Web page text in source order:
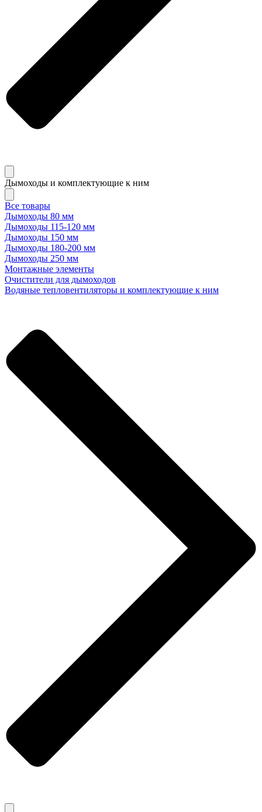
Дымоходы и комплектующие к ним
Все товары
Дымоходы 80 мм
Дымоходы 115-120 мм
Дымоходы 150 мм
Дымоходы 180-200 мм
Дымоходы 250 мм
Монтажные элементы
Очистители для дымоходов
Водяные тепловентиляторы и комплектующие к ним